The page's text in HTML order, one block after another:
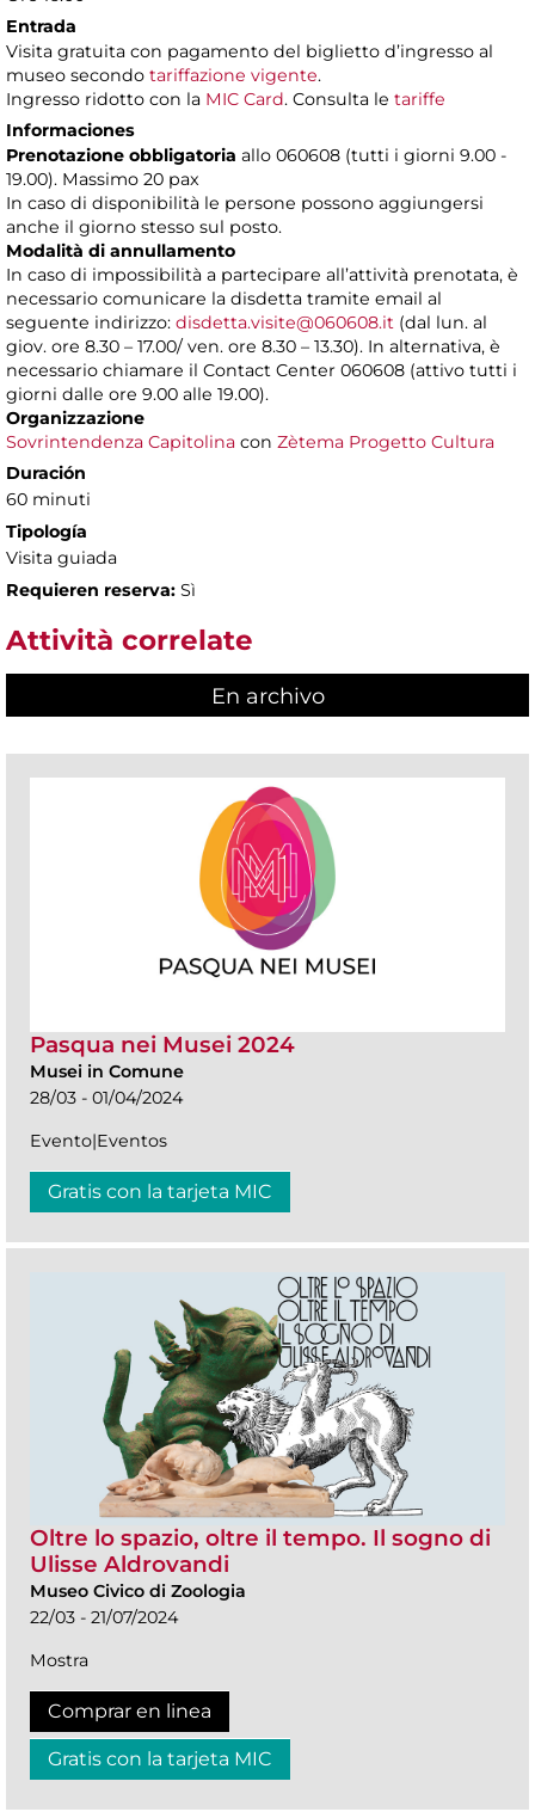
Entrada
Visita gratuita con pagamento del biglietto d’ingresso al
museo secondo tariffazione vigente.
Ingresso ridotto con la MIC Card. Consulta le tariffe
Informaciones
Prenotazione obbligatoria allo 060608 (tutti i giorni 9.00 -
19.00). Massimo 20 pax
In caso di disponibilità le persone possono aggiungersi
anche il giorno stesso sul posto.
Modalità di annullamento
In caso di impossibilità a partecipare all’attività prenotata, è
necessario comunicare la disdetta tramite email al
seguente indirizzo: disdetta.visite@060608.it (dal lun. al
giov. ore 8.30 – 17.00/ ven. ore 8.30 – 13.30). In alternativa, è
necessario chiamare il Contact Center 060608 (attivo tutti i
giorni dalle ore 9.00 alle 19.00).
Organizzazione
Sovrintendenza Capitolina con Zètema Progetto Cultura
Duración
60 minuti
Tipología
Visita guiada
Requieren reserva: Sì
Attività correlate
En archivo
Pasqua nei Musei 2024
Musei in Comune
28/03 - 01/04/2024
Evento|Eventos
Gratis con la tarjeta MIC
Oltre lo spazio, oltre il tempo. Il sogno di
Ulisse Aldrovandi
Museo Civico di Zoologia
22/03 - 21/07/2024
Mostra
Comprar en linea
Gratis con la tarjeta MIC